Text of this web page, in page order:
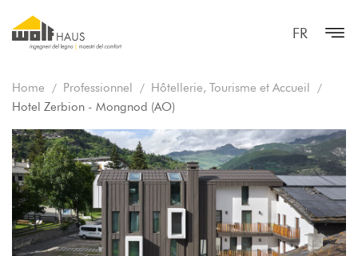
FR
Home Professionnel
Hôtellerie, Tourisme et Accueil
Hotel Zerbion - Mongnod (AO)